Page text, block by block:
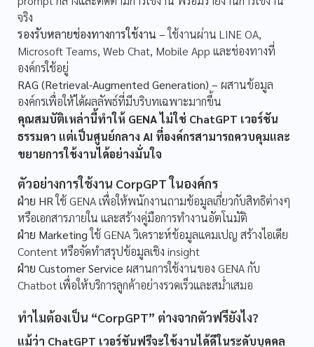
จริง
รองรับหลายช่องทางการใช้งาน –ใช้งานผ่าน LINE OA,
Microsoft Teams, Web Chat, Mobile App และช่องทางที่
องค์กรใช้อยู่
RAG (Retrieval-Augmented Generation) – ผสานข้อมูล
องค์กรเพื่อให้ได้ผลลัพธ์ที่มีบริบทเฉพาะมากขึ้น
คุณสมบัติเหล่านี้ทำให้ GENA ไม่ใช่ ChatGPT เวอร์ชัน
ธรรมดา แต่เป็นศูนย์กลาง AI ที่องค์กรสามารถควบคุมและ
ขยายการใช้งานได้อย่างมั่นใจ
ตัวอย่างการใช้งาน CorpGPT ในองค์กร
ฝ่าย HRใช้ GENA เพื่อให้พนักงานถามข้อมูลเกี่ยวกับสิทธิต่างๆ
หรือเอกสารภายใน และสร้างคู่มือการทำงานอัตโนมัติ
ฝ่าย Marketingใช้ GENA วิเคราะห์ข้อมูลแคมเปญ สร้างไอเดีย
Content หรือจัดทำสรุปข้อมูลเชิง insight
ฝ่าย Customer Service ผสานการใช้งานของ GENA กับ
Chatbot เพื่อให้บริการลูกค้าอย่างรวดเร็วและสม่ำเสมอ
ทำไมต้องเป็น “CorpGPT” ต่างจากตัวฟรียังไง?
แม้ว่า ChatGPT เวอร์ชันฟรีจะใช้งานได้ดีในระดับบุคคล